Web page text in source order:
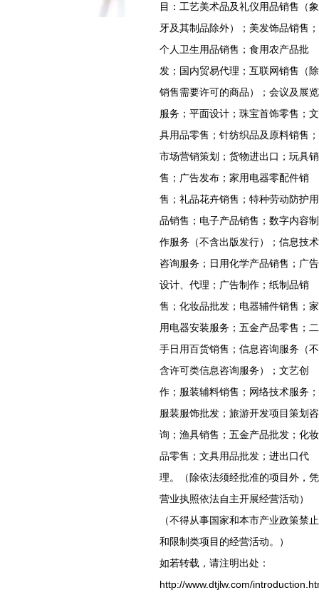
目：工艺美术品及礼仪用品销售（象
牙及其制品除外）；美发饰品销售；
个人卫生用品销售；食用农产品批
发；国内贸易代理；互联网销售（除
销售需要许可的商品）；会议及展览
服务；平面设计；珠宝首饰零售；文
具用品零售；针纺织品及原料销售；
市场营销策划；货物进出口；玩具销
售；广告发布；家用电器零配件销
售；礼品花卉销售；特种劳动防护用
品销售；电子产品销售；数字内容制
作服务（不含出版发行）；信息技术
咨询服务；日用化学产品销售；广告
设计、代理；广告制作；纸制品销
售；化妆品批发；电器辅件销售；家
用电器安装服务；五金产品零售；二
手日用百货销售；信息咨询服务（不
含许可类信息咨询服务）；文艺创
作；服装辅料销售；网络技术服务；
服装服饰批发；旅游开发项目策划咨
询；渔具销售；五金产品批发；化妆
品零售；文具用品批发；进出口代
理。（除依法须经批准的项目外，凭
营业执照依法自主开展经营活动）
（不得从事国家和本市产业政策禁止
和限制类项目的经营活动。）
如若转载，请注明出处：
http://www.dtjlw.com/